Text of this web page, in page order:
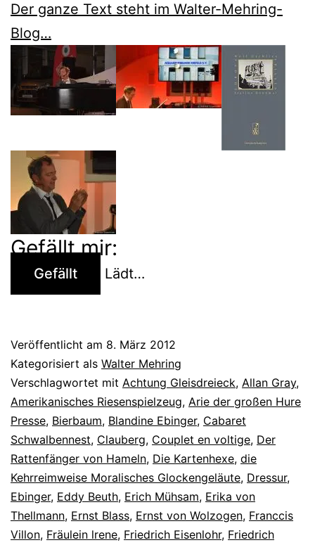
Der ganze Text steht im Walter-Mehring-
Blog…
Gefällt mir:
Gefällt Lädt…
Veröffentlicht am 8. März 2012
Kategorisiert als Walter Mehring
Verschlagwortet mit Achtung Gleisdreieck, Allan Gray,
Amerikanisches Riesenspielzeug, Arie der großen Hure
Presse, Bierbaum, Blandine Ebinger, Cabaret
Schwalbennest, Clauberg, Couplet en voltige, Der
Rattenfänger von Hameln, Die Kartenhexe, die
Kehrreimweise Moralisches Glockengeläute, Dressur,
Ebinger, Eddy Beuth, Erich Mühsam, Erika von
Thellmann, Ernst Blass, Ernst von Wolzogen, Franccis
Villon, Fräulein lrene, Friedrich Eisenlohr, Friedrich